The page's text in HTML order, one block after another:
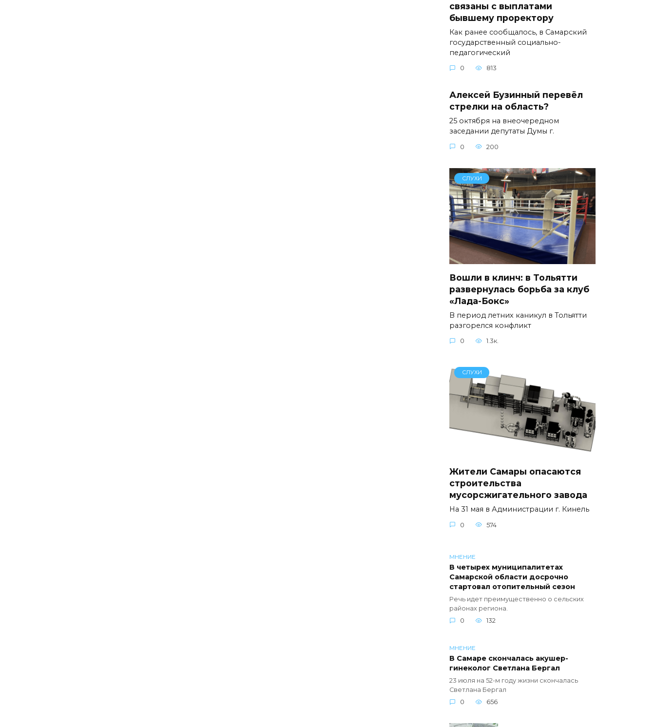
связаны с выплатами
бывшему проректору
Как ранее сообщалось, в Самарский
государственный социально-
педагогический
0 813
Алексей Бузинный перевёл
стрелки на область?
25 октября на внеочередном
заседании депутаты Думы г.
0 200
СЛУХИ
Вошли в клинч: в Тольятти
развернулась борьба за клуб
«Лада-Бокс»
В период летних каникул в Тольятти
разгорелся конфликт
0 1.3к.
СЛУХИ
Жители Самары опасаются
строительства
мусорсжигательного завода
На 31 мая в Администрации г. Кинель
0 574
МНЕНИЕ
В четырех муниципалитетах
Самарской области досрочно
стартовал отопительный сезон
Речь идет преимущественно о сельских
районах региона.
0
132
МНЕНИЕ
В Самаре скончалась акушер-
гинеколог Светлана Бергал
23 июля на 52-м году жизни скончалась
Светлана Бергал
0
656